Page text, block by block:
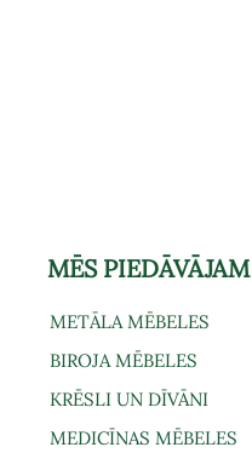
MĒS PIEDĀVĀJAM
METĀLA MĒBELES
BIROJA MĒBELES
KRĒSLI UN DĪVĀNI
MEDICĪNAS MĒBELES